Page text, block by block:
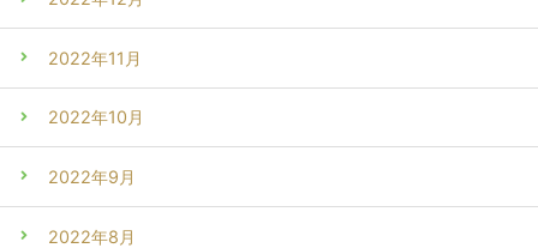
2022年11月
2022年10月
2022年9月
2022年8月